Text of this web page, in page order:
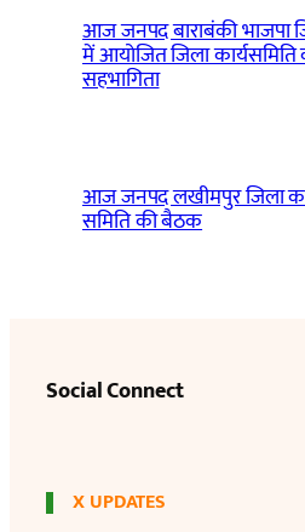
आज जनपद बाराबंकी भाजपा
में आयोजित जिला
सहभागिता
आज जनपद लखीमपुर जिला
समिति की बैठक
Social Connect
X UPDATES